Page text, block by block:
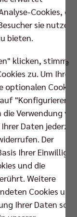
etwas
eine kleine
VBL-
geht richtig
superjunges
der Art und
mit ihrem
die
auf die
Entwicklung
Fangemeinde,
haben als Liga
Cookies, die
sie nutzen,
bieten.
klicken, stimmen
zu. Um Ihre
optionalen Cookies
"Konfigurieren".
Verwendung
Daten
Der
Ihrer
und die
Weitere
Cookies und
Ihrer Daten